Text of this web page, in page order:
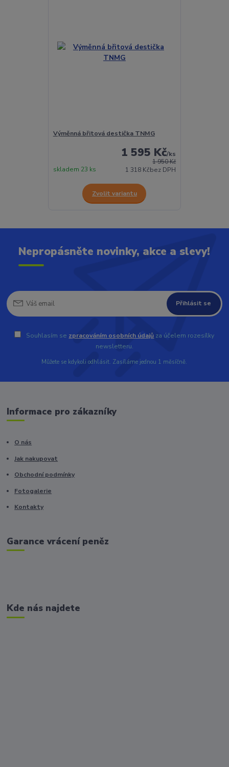
Výměnná břitová destička TNMG
1 950 Kč
1 595 Kč/ks
1 318 Kčbez DPH
skladem 23 ks
Zvolit variantu
Nepropásněte novinky, akce a slevy!
Přihlásit se
Souhlasím se zpracováním osobních údajů za účelem rozesílky
newsletteru.
Můžete se kdykoli odhlásit. Zasíláme jednou 1 měsíčně.
Informace pro zákazníky
O nás
Jak nakupovat
Obchodní podmínky
Fotogalerie
Kontakty
Garance vrácení peněz
Kde nás najdete